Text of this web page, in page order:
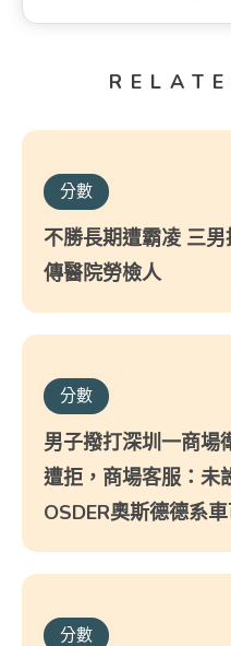
分數
不勝長期遭霸凌 三
傳醫院勞檢人
分數
男子撥打深圳一商場
遭拒，商場客服：未
OSDER奧斯德德系
分數